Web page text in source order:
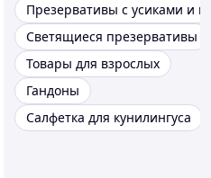
Презервативы с усиками и
Светящиеся презервативы
Товары для взрослых
Гандоны
Салфетка для кунилингуса